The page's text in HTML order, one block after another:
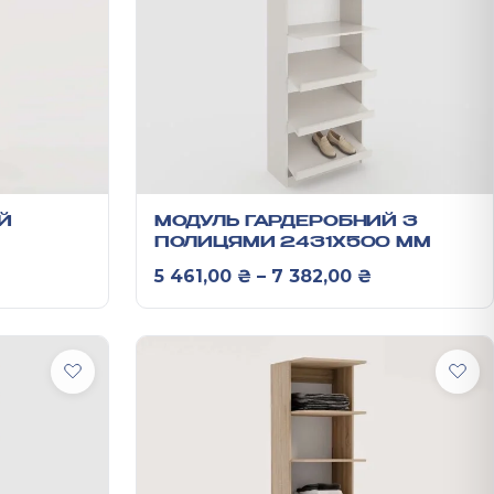
цін: від 3 541,00 ₴ до 4 892,00 ₴
МОДУЛЬ ГАРДЕРОБНИЙ З
ПОЛИЦЯМИ 2431Х500 ММ
5 461,00 ₴ – 7 382,00 ₴Діапазон